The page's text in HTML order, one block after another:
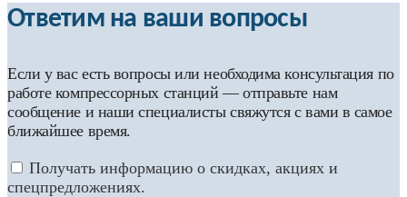
Ответим на ваши вопросы
Если у вас есть вопросы или необходима консультация по
работе компрессорных станций — отправьте нам
сообщение и наши специалисты свяжутся с вами в самое
ближайшее время.
Получать информацию о скидках, акциях и
спецпредложениях.